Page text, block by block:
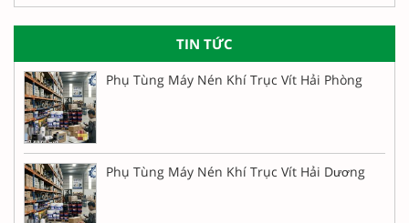
TIN TỨC
Phụ Tùng Máy Nén Khí Trục Vít Hải Phòng
Phụ Tùng Máy Nén Khí Trục Vít Hải Dương